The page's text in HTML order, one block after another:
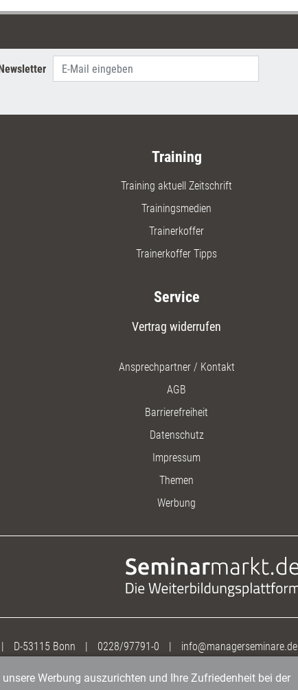
Training
Training aktuell Zeitschrift
Trainingsmedien
Trainerkoffer
Trainerkoffer Tipps
Service
Vertrag widerrufen
Ansprechpartner / Kontakt
AGB
Barrierefreiheit
Datenschutz
Impressum
Themen
Werbung
| D-53115 Bonn | 0228/97791-0 | info@managerseminare.de
Werbung auszurichten und Ihre Zufriedenheit bei der